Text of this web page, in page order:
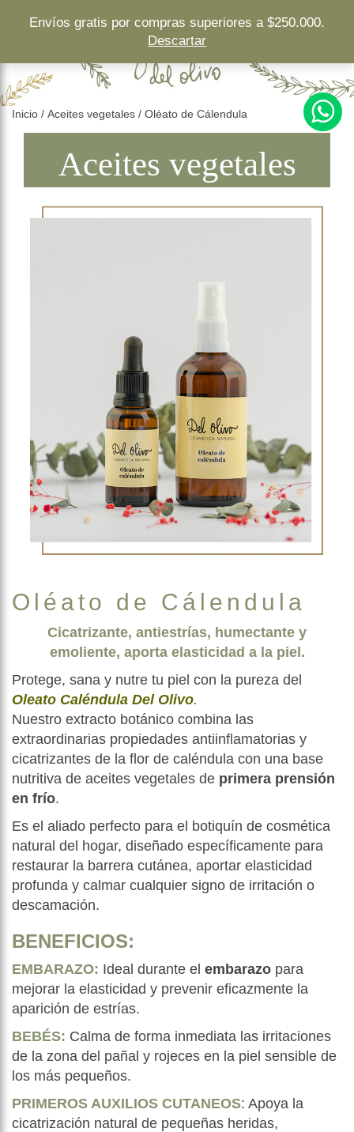
Inicio / Aceites vegetales / Oléato de Cálendula
Aceites vegetales
Oléato de Cálendula
Cicatrizante, antiestrías, humectante y
emoliente, aporta elasticidad a la piel.
Protege, sana y nutre tu piel con la pureza del
Oleato Caléndula Del Olivo.
Nuestro extracto botánico combina las
extraordinarias propiedades antiinflamatorias y
cicatrizantes de la flor de caléndula con una base
nutritiva de aceites vegetales de primera prensión
en frío.
Es el aliado perfecto para el botiquín de cosmética
natural del hogar, diseñado específicamente para
restaurar la barrera cutánea, aportar elasticidad
profunda y calmar cualquier signo de irritación o
descamación.
BENEFICIOS:
EMBARAZO: Ideal durante el embarazo para
mejorar la elasticidad y prevenir eficazmente la
aparición de estrías.
BEBÉS: Calma de forma inmediata las irritaciones
de la zona del pañal y rojeces en la piel sensible de
los más pequeños.
PRIMEROS AUXILIOS CUTANEOS: Apoya la
cicatrización natural de pequeñas heridas,
Envíos gratis por compras superiores a $250.000.
Descartar